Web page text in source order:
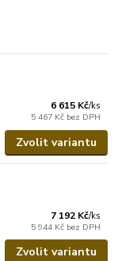
6 615 Kč/ks
5 467 Kč bez DPH
Zvolit variantu
7 192 Kč/ks
5 944 Kč bez DPH
Zvolit variantu